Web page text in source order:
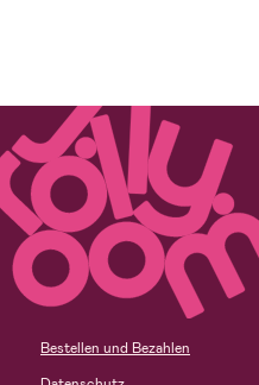
Bestellen und Bezahlen